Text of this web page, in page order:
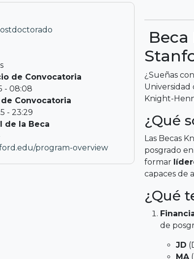
de Convocatoria
- 08:08
Convocatoria
- 23:29
de la Beca
program-overview
¿Sueñas
Universidad
Knight-
¿Qué
Las Becas
posgrado
formar
capaces de
¿Qué
de
JD
MA